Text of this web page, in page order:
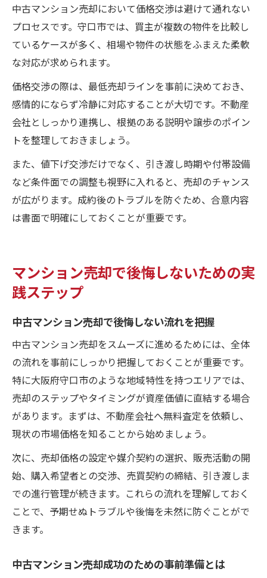
中古マンション売却において価格交渉は避けて通れない
プロセスです。守口市では、買主が複数の物件を比較し
ているケースが多く、相場や物件の状態をふまえた柔軟
な対応が求められます。
価格交渉の際は、最低売却ラインを事前に決めておき、
感情的にならず冷静に対応することが大切です。不動産
会社としっかり連携し、根拠のある説明や譲歩のポイン
トを整理しておきましょう。
また、値下げ交渉だけでなく、引き渡し時期や付帯設備
など条件面での調整も視野に入れると、売却のチャンス
が広がります。成約後のトラブルを防ぐため、合意内容
は書面で明確にしておくことが重要です。
マンション売却で後悔しないための実
践ステップ
中古マンション売却で後悔しない流れを把握
中古マンション売却をスムーズに進めるためには、全体
の流れを事前にしっかり把握しておくことが重要です。
特に大阪府守口市のような地域特性を持つエリアでは、
売却のステップやタイミングが資産価値に直結する場合
があります。まずは、不動産会社へ無料査定を依頼し、
現状の市場価格を知ることから始めましょう。
次に、売却価格の設定や媒介契約の選択、販売活動の開
始、購入希望者との交渉、売買契約の締結、引き渡しま
での進行管理が続きます。これらの流れを理解しておく
ことで、予期せぬトラブルや後悔を未然に防ぐことがで
きます。
中古マンション売却成功のための事前準備とは